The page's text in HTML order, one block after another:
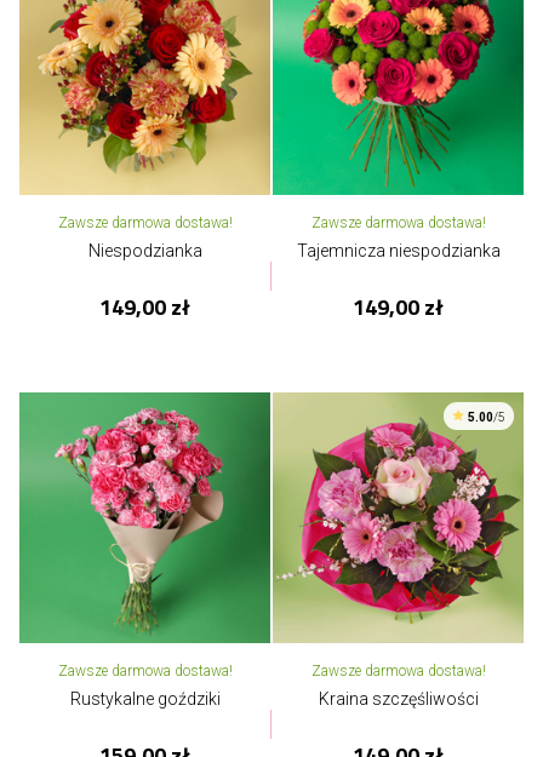
Zawsze darmowa dostawa!
Niespodzianka
149,00 zł
Zawsze darmowa dostawa!
Tajemnicza niespodzianka
149,00 zł
Zawsze darmowa dostawa!
Rustykalne goździki
5.00/5
Zawsze darmowa dostawa!
Kraina szczęśliwości